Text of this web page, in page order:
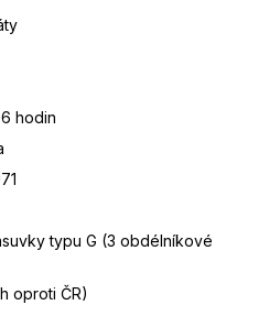
6 hodin
typu G (3 obdélníkové
oproti ČR)